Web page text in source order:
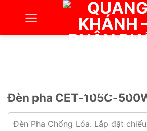
Đèn pha CET-105C-
Đèn Pha Chống Lóa. Lắp đặt